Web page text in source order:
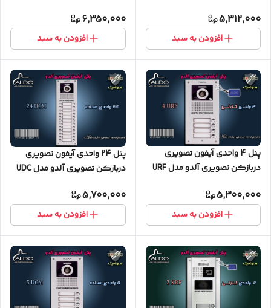
5,312,000
افزودن به سبد
6,350,000
افزودن به سبد
پنل 4 واحدی آیفون تصویری
دربازکن تصویری آلدو مدل URF
5,300,000
افزودن به سبد
پنل 24 واحدی آیفون تصویری
دربازکن تصویری آلدو مدل UDC
5,700,000
افزودن به سبد